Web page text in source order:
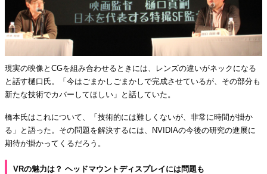
現実の映像とCGを組み合わせるときには、レンズの違いがネックになる
と話す樋口氏。「今はごまかしごまかしで完成させているが、その部分も
新たな技術でカバーしてほしい」と話していた。
橋本氏はこれについて、「技術的には難しくないが、非常に時間が掛か
る」と語った。その問題を解決するには、NVIDIAの今後の研究の進展に
期待が掛かってくるだろう。
VRの魅力は？ ヘッドマウントディスプレイには問題も